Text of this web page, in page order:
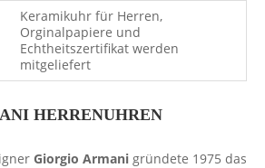
Keramikuhr für Herren,
Orginalpapiere und
Echtheitszertifikat werden
mitgeliefert
HERRENUHREN
Giorgio Armani gründete 1975 das